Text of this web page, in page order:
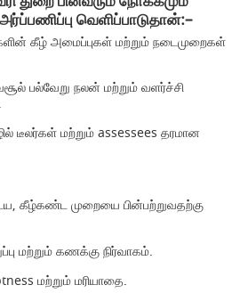
வெளிப்பாடுதான்:–
கீழ் அமைப்புகள் மற்றும் நடைமுறைகள்
பல்வேறு நலன் மற்றும் வளர்ச்சி
டீலர்கள் மற்றும் assessees தரமான
கீழ்கண்ட முறையை பின்பற்றுவதற்கு
மற்றும் கணக்கு நிர்வாகம்.
மற்றும் மரியாதை.